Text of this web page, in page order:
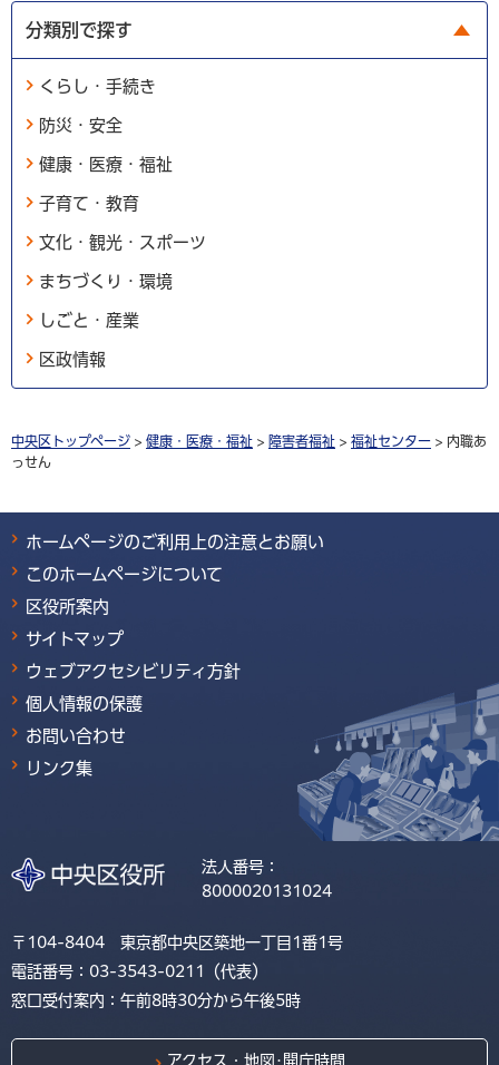
分類別で探す
くらし・手続き
防災・安全
健康・医療・福祉
子育て・教育
文化・観光・スポーツ
まちづくり・環境
しごと・産業
区政情報
中央区トップページ > 健康・医療・福祉 > 障害者福祉 > 福祉センター > 内職あ
っせん
ホームページのご利用上の注意とお願い
このホームページについて
区役所案内
サイトマップ
ウェブアクセシビリティ方針
個人情報の保護
お問い合わせ
リンク集
法人番号：
8000020131024
〒104-8404 東京都中央区築地一丁目1番1号
電話番号：03-3543-0211（代表）
窓口受付案内：午前8時30分から午後5時
アクセス・地図･開庁時間